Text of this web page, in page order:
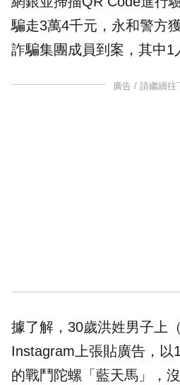
騙走3萬4千元，永和警方
詐騙集團成員到案，其中1
廣告 / 請繼續往
據了解，30歲洪姓男子上
Instagram上張貼廣告，以
的戰鬥陀螺「藍天馬」，